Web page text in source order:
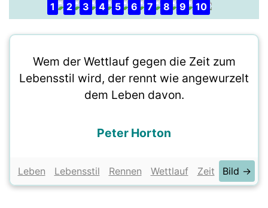
1 2 3 4 5 6 7 8 9 10
Wem der Wettlauf gegen die Zeit zum
Lebensstil wird, der rennt wie angewurzelt
dem Leben davon.
Peter Horton
Leben Lebensstil Rennen Wettlauf Zeit Bild →